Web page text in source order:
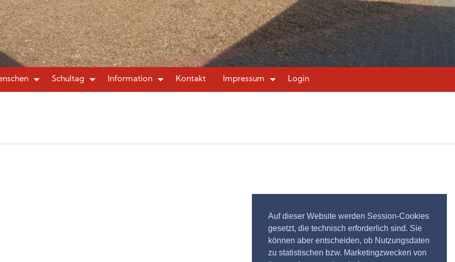
Auf dieser Website werden Session-Cookies
gesetzt, die technisch erforderlich sind. Sie
können aber entscheiden, ob Nutzungsdaten
zu statistischen bzw. Marketingzwecken von
Schultag Information Kontakt Impressum Login